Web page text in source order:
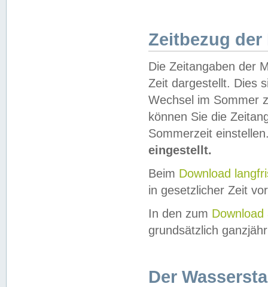
Zeitbezug der
Die Zeitangaben der
Zeit dargestellt. Dies
Wechsel im Sommer
können Sie die
Sommerzeit
eingestellt.
Beim Download
in gesetzlicher Zeit
In den zum Download
grundsätzlich
Der